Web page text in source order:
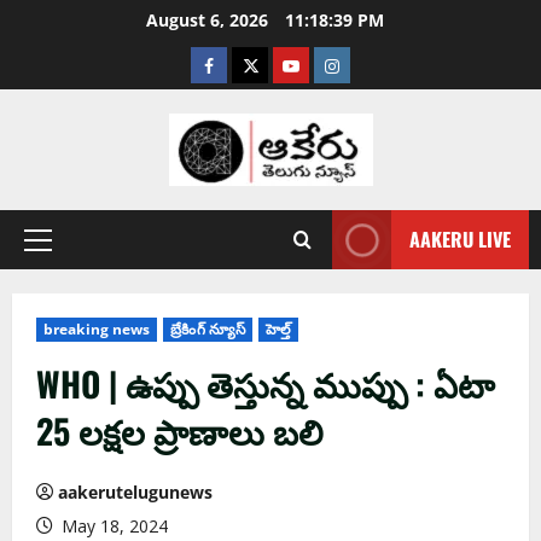
August 6, 2026 11:18:40 PM
AAKERU LIVE
breaking news బ్రేకింగ్ న్యూస్ హెల్త్
WHO | ఉప్పు తెస్తున్న‌ ముప్పు : ఏటా
25 లక్షల ప్రాణాలు బ‌లి
aakerutelugunews
May 18, 2024